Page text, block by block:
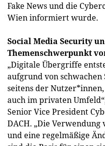
Fake News und die
Wien informiert wurde.
Social Media Security
Themenschwerpunkt
„Digitale Übergriffe
aufgrund von
seitens der
auch im privaten
Senior Vice President
DACH. „Die
und eine regelmäßige